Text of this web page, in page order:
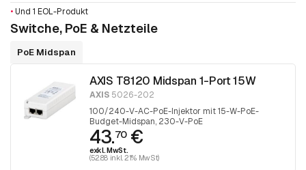
• Und 1 EOL-Produkt
Switche, PoE & Netzteile
PoE Midspan
AXIS T8120 Midspan 1-Port 15W
AXIS 5026-202
100/240-V-AC-PoE-Injektor mit 15-W-PoE-
Budget-Midspan, 230-V-PoE
43.70€
exkl. MwSt.
(52.88 inkl. 21% MwSt)